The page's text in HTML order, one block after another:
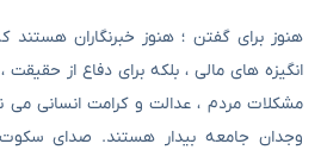
هنوز برای گفتن ؛ هنوز خبرنگاران هستند
انگیزه های مالی ، بلکه برای دفاع از
مشکلات مردم ، عدالت و کرامت انسانی می
وجدان جامعه بیدار هستند. صدای